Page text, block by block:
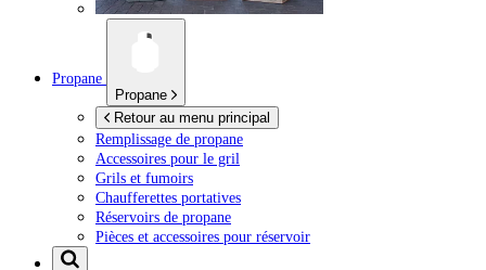
Propane
Propane
Retour au menu principal
Remplissage de propane
Accessoires pour le gril
Grils et fumoirs
Chaufferettes portatives
Réservoirs de propane
Pièces et accessoires pour réservoir